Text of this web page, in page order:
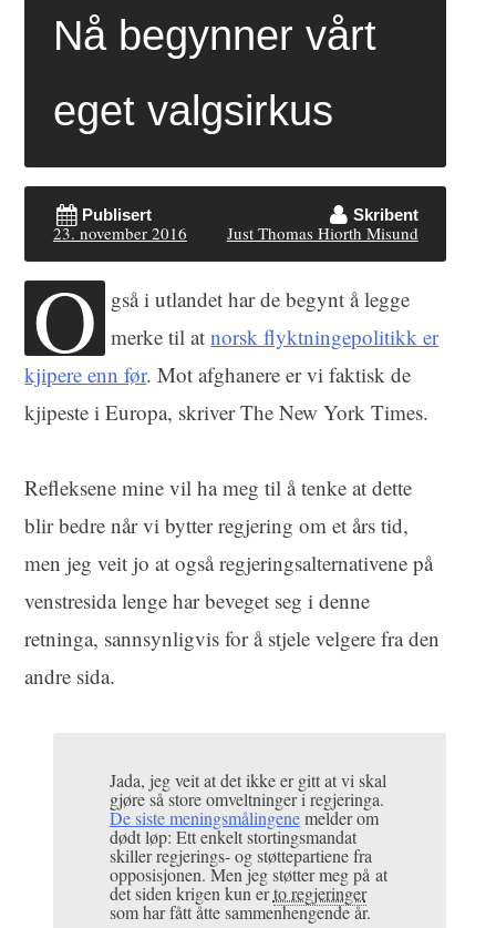
Nå begynner vårt
eget valgsirkus
Publisert
23. november 2016
Skribent
Just Thomas Hiorth Misund
O gså i utlandet har de begynt å legge
merke til atnorsk flyktningepolitikk er
kjipere enn før. Mot afghanere er vi faktisk de
kjipeste i Europa, skriver The New York Times.
Refleksene mine vil ha meg til å tenke at dette
blir bedre når vi bytter regjering om et års tid,
men jeg veit jo at også regjeringsalternativene på
venstresida lenge har beveget seg i denne
retninga, sannsynligvis for å stjele velgere fra den
andre sida.
Jada, jeg veit at det ikke er gitt at vi skal
gjøre så store omveltninger i regjeringa.
De siste meningsmålingenemelder om
dødt løp: Ett enkelt stortingsmandat
skiller regjerings- og støttepartiene fra
opposisjonen. Men jeg støtter meg på at
det siden krigen kun erto regjeringer
som har fått åtte sammenhengende år.